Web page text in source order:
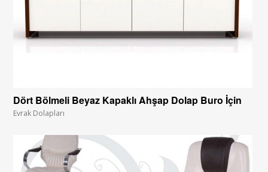
Dört Bölmeli Beyaz Kapaklı Ahşap Dolap Buro İçin
Evrak Dolapları